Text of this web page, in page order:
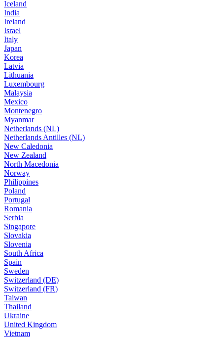
Iceland
India
Ireland
Israel
Italy
Japan
Korea
Latvia
Lithuania
Luxembourg
Malaysia
Mexico
Montenegro
Myanmar
Netherlands (NL)
Netherlands Antilles (NL)
New Caledonia
New Zealand
North Macedonia
Norway
Philippines
Poland
Portugal
Romania
Serbia
Singapore
Slovakia
Slovenia
South Africa
Spain
Sweden
Switzerland (DE)
Switzerland (FR)
Taiwan
Thailand
Ukraine
United Kingdom
Vietnam